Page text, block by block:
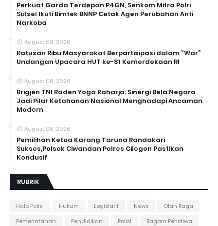
Perkuat Garda Terdepan P4GN, Senkom Mitra Polri
Sulsel Ikuti Bimtek BNNP Cetak Agen Perubahan Anti
Narkoba
August 06, 2026
Ratusan Ribu Masyarakat Berpartisipasi dalam “War”
Undangan Upacara HUT ke-81 Kemerdekaan RI
August 06, 2026
Brigjen TNI Raden Yoga Raharja: Sinergi Bela Negara
Jadi Pilar Ketahanan Nasional Menghadapi Ancaman
Modern
August 06, 2026
Pemilihan Ketua Karang Taruna Randakari
Sukses,Polsek Ciwandan Polres Cilegon Pastikan
Kondusif
RUBRIK
Halo Polisi Hukum Legislatif News
Olah Raga
Pemerintahan
Pendidikan Polisi
Ragam Peristiwa